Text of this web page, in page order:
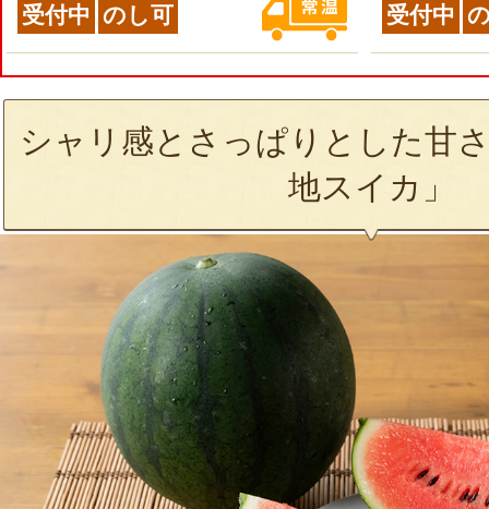
受付中 のし可 受付中
シャリ感とさっぱりとした甘
地スイカ」